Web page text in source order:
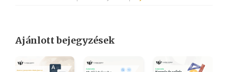
Ajánlott bejegyzések